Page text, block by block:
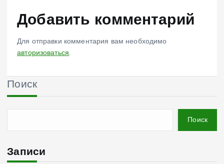
Добавить комментарий
Для отправки комментария вам необходимо
авторизоваться.
Поиск
Поиск
Записи